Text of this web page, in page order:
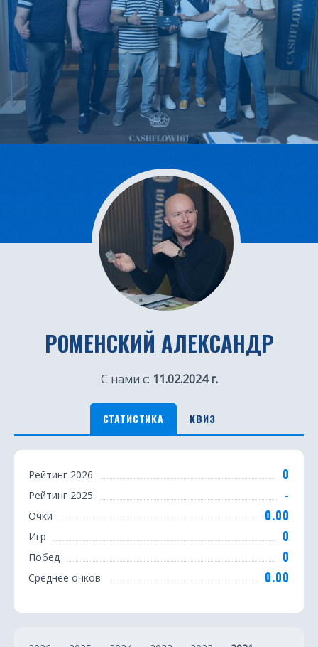
РОМЕНСКИЙ АЛЕКСАНДР
С нами с: 11.02.2024 г.
СТАТИСТИКА КВИЗ
С
т
Рейтинг 2026 0
Рейтинг 2025 -
Очки 0.00
Игр 0
Побед 0
Среднее очков 0.00